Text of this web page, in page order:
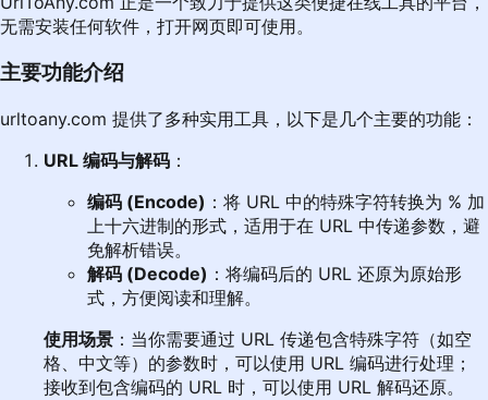
无需安装任何软件，打开网页即可使用。
主要功能介绍
urltoany.com 提供了多种实用工具，以下是几个主要的功能：
URL 编码与解码 ：
编码 (Encode) ：将 URL 中的特殊字符转换为 % 加
上十六进制的形式，适用于在 URL 中传递参数，避
免解析错误。
解码 (Decode) ：将编码后的 URL 还原为原始形
式，方便阅读和理解。
使用场景 ：当你需要通过 URL 传递包含特殊字符（如空
格、中文等）的参数时，可以使用 URL 编码进行处理；
接收到包含编码的 URL 时，可以使用 URL 解码还原。